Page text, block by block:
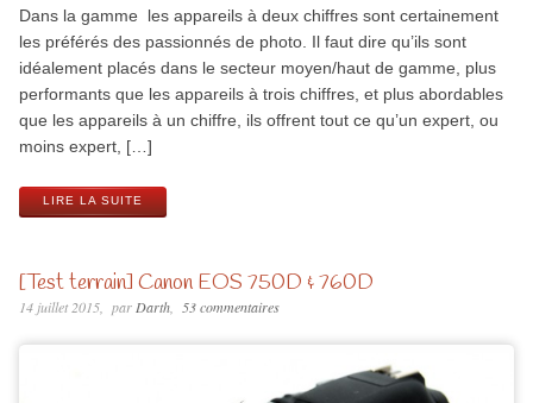
Dans la gamme les appareils à deux chiffres sont certainement
les préférés des passionnés de photo. Il faut dire qu’ils sont
idéalement placés dans le secteur moyen/haut de gamme, plus
performants que les appareils à trois chiffres, et plus abordables
que les appareils à un chiffre, ils offrent tout ce qu’un expert, ou
moins expert, […]
LIRE LA SUITE
[Test terrain] Canon EOS 750D & 760D
14 juillet 2015 par Darth 53 commentaires